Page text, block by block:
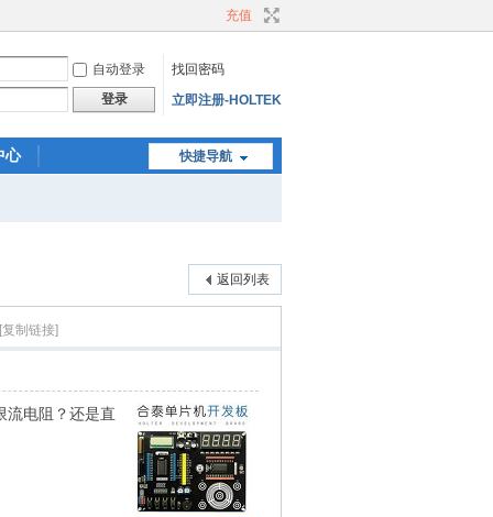
充值
自动登录
找回密码
登录
立即注册-HOLTEK
快捷导航
心
返回列表
[复制链接]
流电阻？还是直